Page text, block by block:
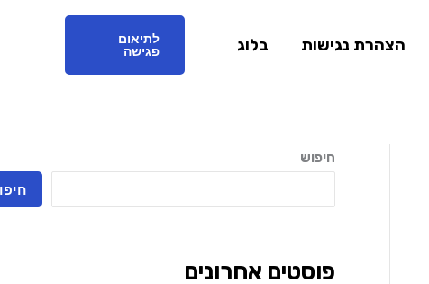
הצהרת נגישות בלוג
לתיאום
פגישה
חיפוש
פוסטים אחרונים